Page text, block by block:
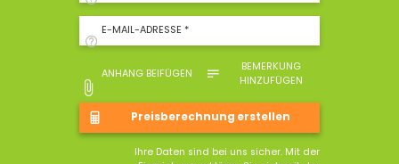
E-MAIL-ADRESSE *
ANHANG BEIFÜGEN
BEMERKUNG
HINZUFÜGEN
Ihre Daten sind bei uns sicher. Mit der